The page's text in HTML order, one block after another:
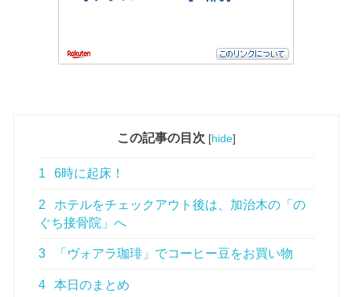
この記事の目次 [hide]
1 6時に起床！
2
ホテルをチェックアウト後は、加治木の「の
ぐち接骨院」へ
3 「ヴォアラ珈琲」でコーヒー豆をお買い物
4 本日のまとめ